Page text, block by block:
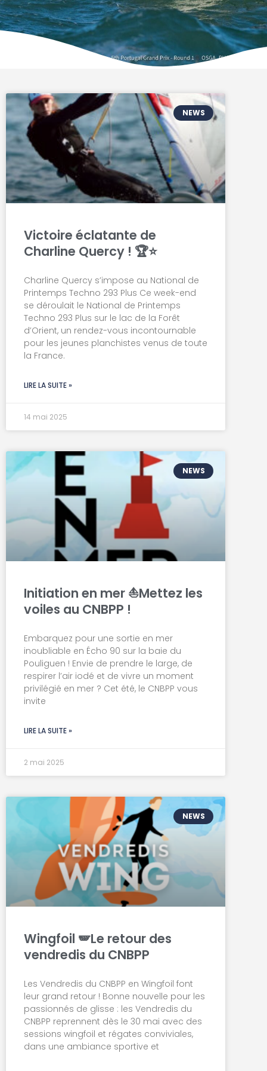
NEWS
Victoire éclatante de
Charline Quercy ! 🏆⭐
Charline Quercy s’impose au National de
Printemps Techno 293 Plus Ce week-end
se déroulait le National de Printemps
Techno 293 Plus sur le lac de la Forêt
d’Orient, un rendez-vous incontournable
pour les jeunes planchistes venus de toute
la France.
LIRE LA SUITE »
14 mai 2025
NEWS
Initiation en mer ⛵Mettez les
voiles au CNBPP !
Embarquez pour une sortie en mer
inoubliable en Écho 90 sur la baie du
Pouliguen ! Envie de prendre le large, de
respirer l’air iodé et de vivre un moment
privilégié en mer ? Cet été, le CNBPP vous
invite
LIRE LA SUITE »
2 mai 2025
NEWS
Wingfoil 🪽Le retour des
vendredis du CNBPP
Les Vendredis du CNBPP en Wingfoil font
leur grand retour ! Bonne nouvelle pour les
passionnés de glisse : les Vendredis du
CNBPP reprennent dès le 30 mai avec des
sessions wingfoil et régates conviviales,
dans une ambiance sportive et